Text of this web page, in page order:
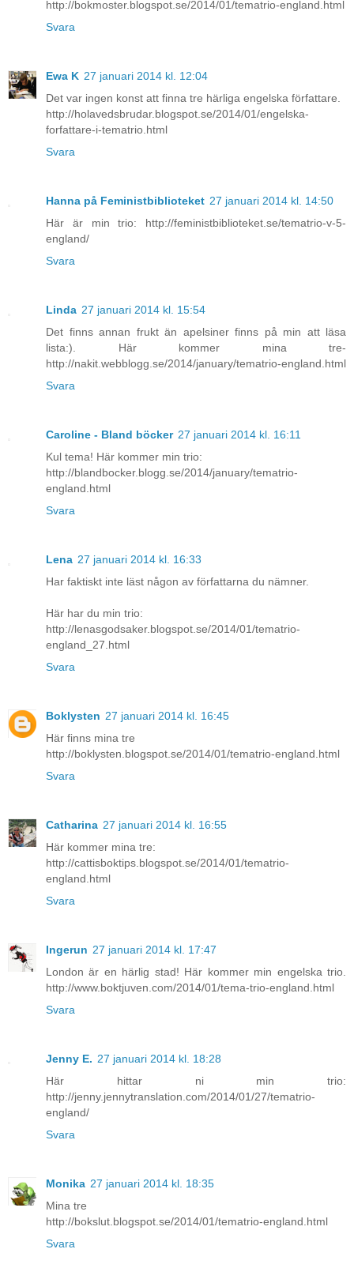
http://bokmoster.blogspot.se/2014/01/tematrio-england.html
Svara
Ewa K 27 januari 2014 kl. 12:04
Det var ingen konst att finna tre härliga engelska författare.
http://holavedsbrudar.blogspot.se/2014/01/engelska-
forfattare-i-tematrio.html
Svara
Hanna på Feministbiblioteket 27 januari 2014 kl. 14:50
Här är min trio: http://feministbiblioteket.se/tematrio-v-5-
england/
Svara
Linda 27 januari 2014 kl. 15:54
Det finns annan frukt än apelsiner finns på min att läsa
lista:). Här kommer mina tre-
http://nakit.webblogg.se/2014/january/tematrio-england.html
Svara
Caroline - Bland böcker 27 januari 2014 kl. 16:11
Kul tema! Här kommer min trio:
http://blandbocker.blogg.se/2014/january/tematrio-
england.html
Svara
Lena 27 januari 2014 kl. 16:33
Har faktiskt inte läst någon av författarna du nämner.
Här har du min trio:
http://lenasgodsaker.blogspot.se/2014/01/tematrio-
england_27.html
Svara
Boklysten 27 januari 2014 kl. 16:45
Här finns mina tre
http://boklysten.blogspot.se/2014/01/tematrio-england.html
Svara
Catharina 27 januari 2014 kl. 16:55
Här kommer mina tre:
http://cattisboktips.blogspot.se/2014/01/tematrio-
england.html
Svara
Ingerun 27 januari 2014 kl. 17:47
London är en härlig stad! Här kommer min engelska trio.
http://www.boktjuven.com/2014/01/tema-trio-england.html
Svara
Jenny E. 27 januari 2014 kl. 18:28
Här hittar ni min trio:
http://jenny.jennytranslation.com/2014/01/27/tematrio-
england/
Svara
Monika 27 januari 2014 kl. 18:35
Mina tre
http://bokslut.blogspot.se/2014/01/tematrio-england.html
Svara